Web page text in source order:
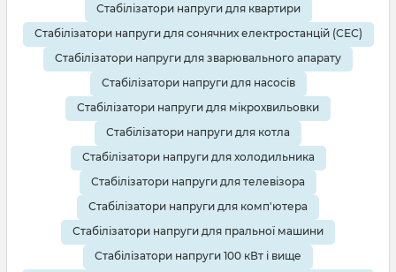
Стабілізатори напруги для квартири
Стабілізатори напруги для сонячних електростанцій (СЕС)
Стабілізатори напруги для зварювального апарату
Стабілізатори напруги для насосів
Стабілізатори напруги для мікрохвильовки
Стабілізатори напруги для котла
Стабілізатори напруги для холодильника
Стабілізатори напруги для телевізора
Стабілізатори напруги для комп'ютера
Стабілізатори напруги для пральної машини
Стабілізатори напруги 100 кВт і вище